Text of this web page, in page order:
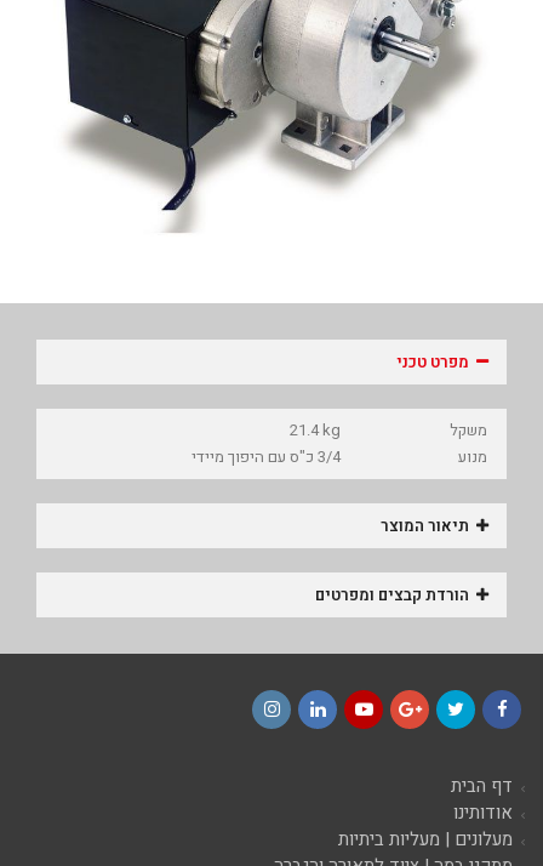
מפרט טכני
משקל
21.4 kg
מנוע
3/4 כ"ס עם היפוך מיידי
תיאור המוצר
הורדת קבצים ומפרטים
דף הבית
אודותינו
מעלונים | מעליות ביתיות